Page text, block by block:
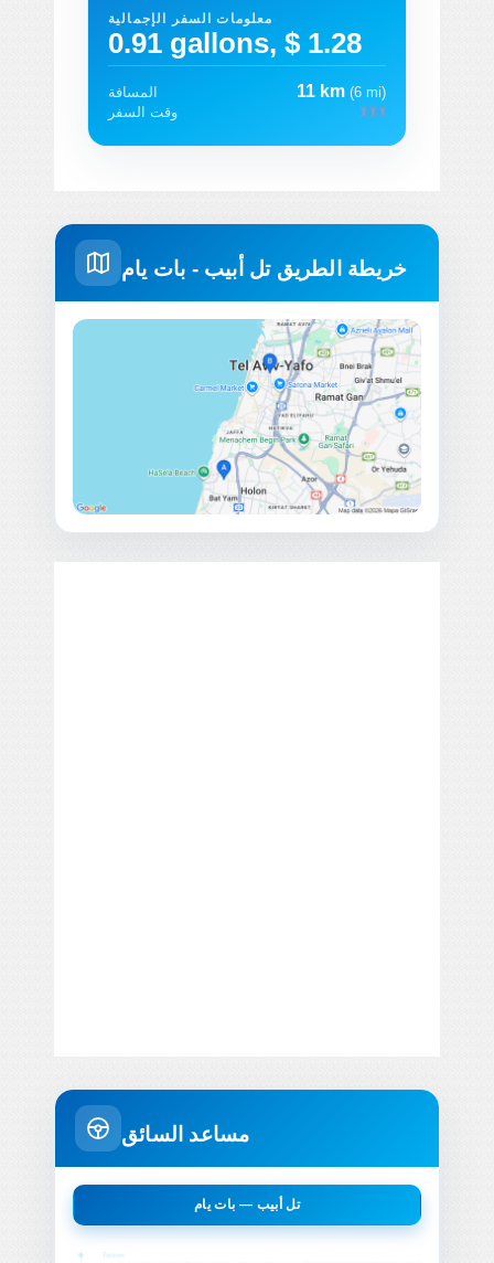
معلومات السفر الإجمالية
0.91 gallons, $ 1.28
المسافة 11 km (6 mi)
وقت السفر
خريطة الطريق تل أبيب - بات يام
مساعد السائق
تل أبيب — بات يام